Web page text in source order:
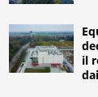
il